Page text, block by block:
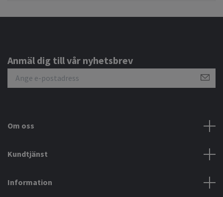
Anmäl dig till vår nyhetsbrev
Om oss
Kundtjänst
Information